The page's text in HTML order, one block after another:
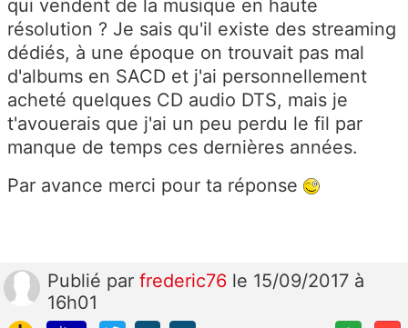
qui vendent de la musique en haute
résolution ? Je sais qu'il existe des streaming
dédiés, à une époque on trouvait pas mal
d'albums en SACD et j'ai personnellement
acheté quelques CD audio DTS, mais je
t'avouerais que j'ai un peu perdu le fil par
manque de temps ces dernières années.
Par avance merci pour ta réponse
Publié par frederic76 le 15/09/2017 à
16h01